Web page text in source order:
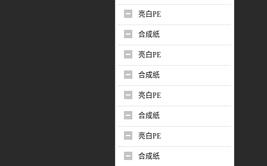
亮白PE
合成纸
亮白PE
合成纸
亮白PE
合成纸
亮白PE
合成纸